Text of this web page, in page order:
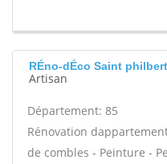
RÉno-dÉco Saint
Artisan
Département: 85
Rénovation
de combles - Peinture -